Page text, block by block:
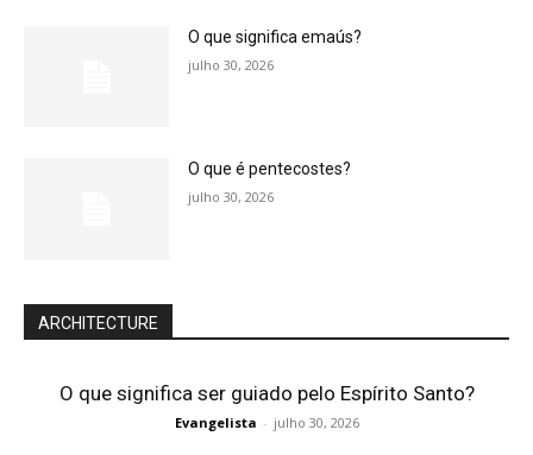
O que significa emaús?
julho 30, 2026
O que é pentecostes?
julho 30, 2026
ARCHITECTURE
O que significa ser guiado pelo Espírito Santo?
Evangelista - julho 30, 2026